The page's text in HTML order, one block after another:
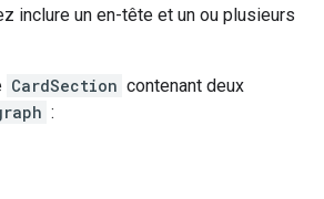
inclure un en-tête et un ou plusieurs
CardSection contenant deux
: